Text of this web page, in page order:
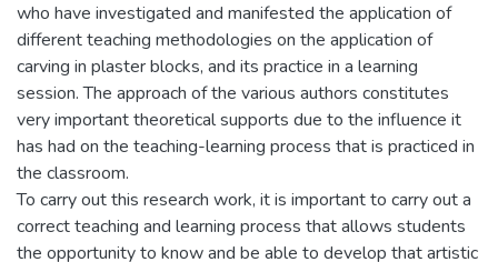
who have investigated and manifested the application of
different teaching methodologies on the application of
carving in plaster blocks, and its practice in a learning
session. The approach of the various authors constitutes
very important theoretical supports due to the influence it
has had on the teaching-learning process that is practiced in
the classroom.
To carry out this research work, it is important to carry out a
correct teaching and learning process that allows students
the opportunity to know and be able to develop that artistic